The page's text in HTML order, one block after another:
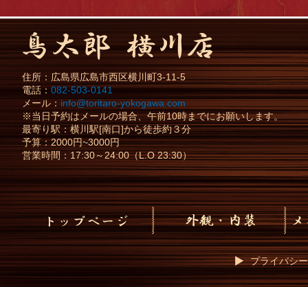
住所： 広島県広島市西区横川町3-11-5
電話：082-503-0141
メール： info@toritaro-yokogawa.com
※当日予約はメールの場合、午前10時までにお願いします。
最寄り駅：横川駅[南口]から徒歩約３分
予算：2000円~3000円
営業時間：17:30～24:00（L.O 23:30）
プライバシ